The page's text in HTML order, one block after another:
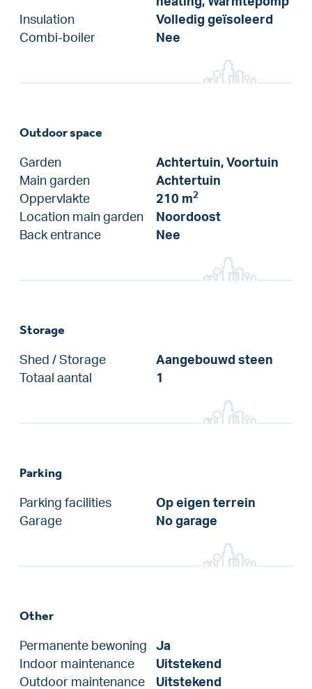
Insulation
Volledig geïsoleerd
Combi-boiler
Nee
Outdoor space
Garden
Achtertuin, Voortuin
Main garden
Achtertuin
Oppervlakte
210 m2
Location main garden
Noordoost
Back entrance
Nee
Storage
Shed / Storage
Aangebouwd steen
Totaal aantal
1
Parking
Parking facilities
Op eigen terrein
Garage
No garage
Other
Permanente bewoning
Ja
Indoor maintenance
Uitstekend
Outdoor maintenance
Uitstekend